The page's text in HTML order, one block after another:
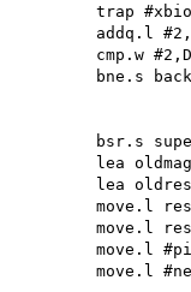
trap
addq.l
cmp.w
bne.s
bsr.s
lea
lea
move.l
move.l
move.l
move.l